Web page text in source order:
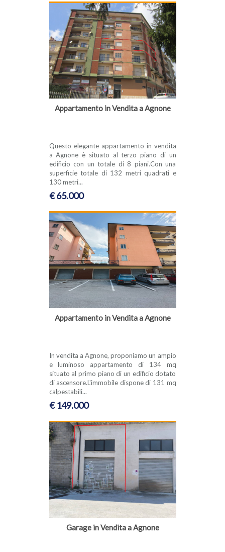
Appartamento in Vendita a Agnone
Questo elegante appartamento in vendita
a Agnone è situato al terzo piano di un
edificio con un totale di 8 piani.Con una
superficie totale di 132 metri quadrati e
130 metri...
€ 65.000
Appartamento in Vendita a Agnone
In vendita a Agnone, proponiamo un ampio
e luminoso appartamento di 134 mq
situato al primo piano di un edificio dotato
di ascensore.L'immobile dispone di 131 mq
calpestabili...
€ 149.000
Garage in Vendita a Agnone